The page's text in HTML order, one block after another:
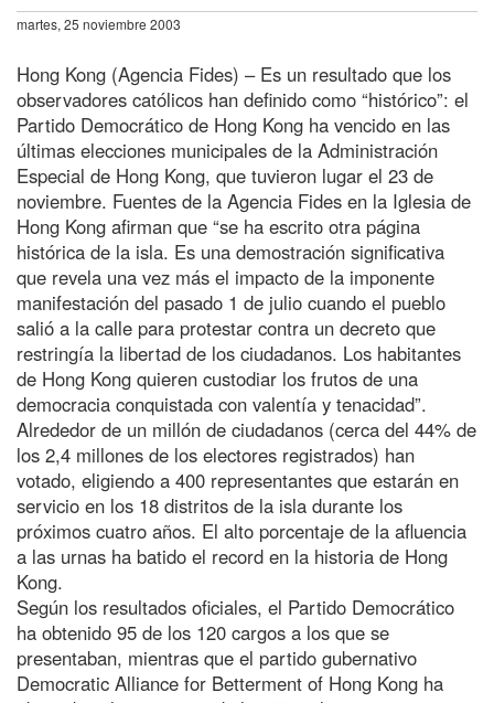
martes, 25 noviembre 2003
Hong Kong (Agencia Fides) – Es un resultado que los
observadores católicos han definido como “histórico”: el
Partido Democrático de Hong Kong ha vencido en las
últimas elecciones municipales de la Administración
Especial de Hong Kong, que tuvieron lugar el 23 de
noviembre. Fuentes de la Agencia Fides en la Iglesia de
Hong Kong afirman que “se ha escrito otra página
histórica de la isla. Es una demostración significativa
que revela una vez más el impacto de la imponente
manifestación del pasado 1 de julio cuando el pueblo
salió a la calle para protestar contra un decreto que
restringía la libertad de los ciudadanos. Los habitantes
de Hong Kong quieren custodiar los frutos de una
democracia conquistada con valentía y tenacidad”.
Alrededor de un millón de ciudadanos (cerca del 44% de
los 2,4 millones de los electores registrados) han
votado, eligiendo a 400 representantes que estarán en
servicio en los 18 distritos de la isla durante los
próximos cuatro años. El alto porcentaje de la afluencia
a las urnas ha batido el record en la historia de Hong
Kong.
Según los resultados oficiales, el Partido Democrático
ha obtenido 95 de los 120 cargos a los que se
presentaban, mientras que el partido gubernativo
Democratic Alliance for Betterment of Hong Kong ha